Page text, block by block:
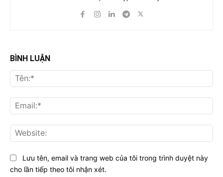
BÌNH LUẬN
Lưu tên, email và trang web của tôi trong trình duyệt này
cho lần tiếp theo tôi nhận xét.